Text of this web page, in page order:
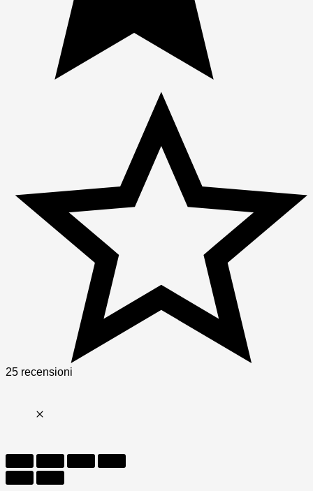
25 recensioni